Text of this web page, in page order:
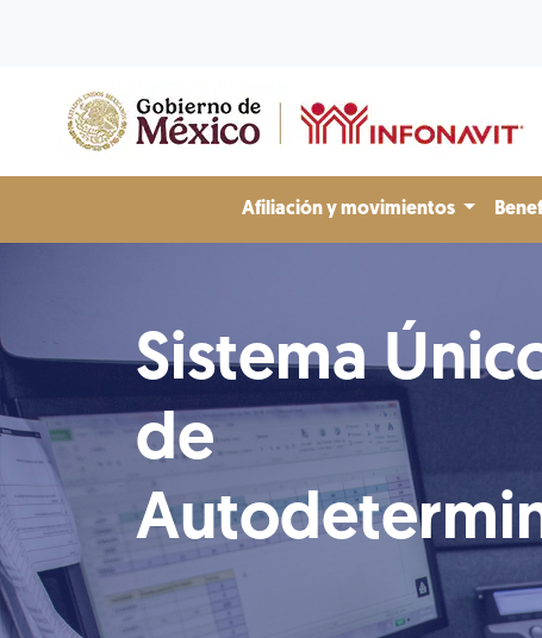
Afiliación y movimientos
Sistema
de